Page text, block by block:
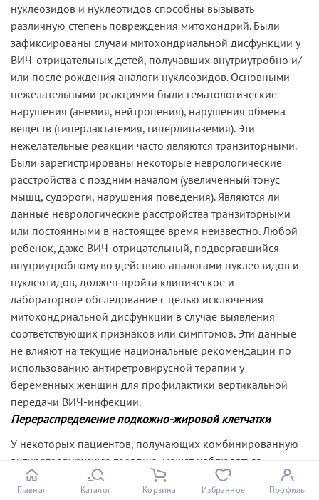
нуклеозидов и нуклеотидов способны вызывать
различную степень повреждения митохондрий. Были
зафиксированы случаи митохондриальной дисфункции у
ВИЧ-отрицательных детей, получавших внутриутробно и/
или после рождения аналоги нуклеозидов. Основными
нежелательными реакциями были гематологические
нарушения (анемия, нейтропения), нарушения обмена
веществ (гиперлактатемия, гиперлипаземия). Эти
нежелательные реакции часто являются транзиторными.
Были зарегистрированы некоторые неврологические
расстройства с поздним началом (увеличенный тонус
мышц, судороги, нарушения поведения). Являются ли
данные неврологические расстройства транзиторными
или постоянными в настоящее время неизвестно. Любой
ребенок, даже ВИЧ-отрицательный, подвергавшийся
внутриутробному воздействию аналогами нуклеозидов и
нуклеотидов, должен пройти клиническое и
лабораторное обследование с целью исключения
митохондриальной дисфункции в случае выявления
соответствующих признаков или симптомов. Эти данные
не влияют на текущие национальные рекомендации по
использованию антиретровирусной терапии у
беременных женщин для профилактики вертикальной
передачи ВИЧ-инфекции.
Перераспределение подкожно-жировой клетчатки
У некоторых пациентов, получающих комбинированную
антиретровирусную терапию, может наблюдаться
перераспределение и/или накопление подкожно-
жировой клетчатки, включая ожирение по центральному
Главная Каталог Корзина Избранное Профиль